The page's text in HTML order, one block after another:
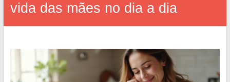
vida das mães no dia a dia